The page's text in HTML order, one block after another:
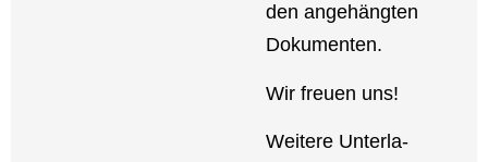
den ange­häng­ten
Doku­men­ten.
Wir freu­en uns!
Wei­te­re Unter­la­